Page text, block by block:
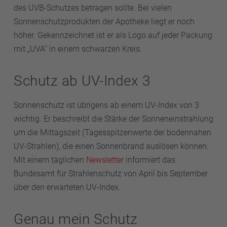
des UVB-Schutzes betragen sollte. Bei vielen
Sonnenschutzprodukten der Apotheke liegt er noch
höher. Gekennzeichnet ist er als Logo auf jeder Packung
mit „UVA“ in einem schwarzen Kreis.
Schutz ab UV-Index 3
Sonnenschutz ist übrigens ab einem UV-Index von 3
wichtig. Er beschreibt die Stärke der Sonneneinstrahlung
um die Mittagszeit (Tagesspitzenwerte der bodennahen
UV-Strahlen), die einen Sonnenbrand auslösen können.
Mit einem täglichen Newsletter informiert das
Bundesamt für Strahlenschutz von April bis September
über den erwarteten UV-Index.
Genau mein Schutz